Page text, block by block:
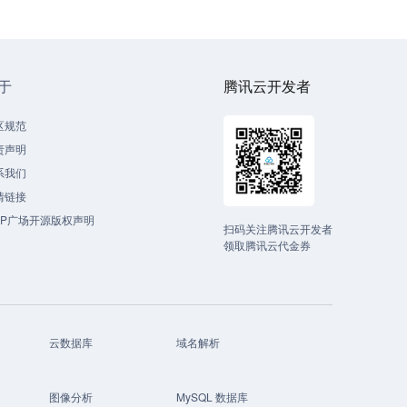
规范
声明
我们
链接
广场开源版权声明
腾讯云开发者
扫码关注腾讯云开发者
领取腾讯云代金券
云数据库 域名解析
图像分析 MySQL 数据库